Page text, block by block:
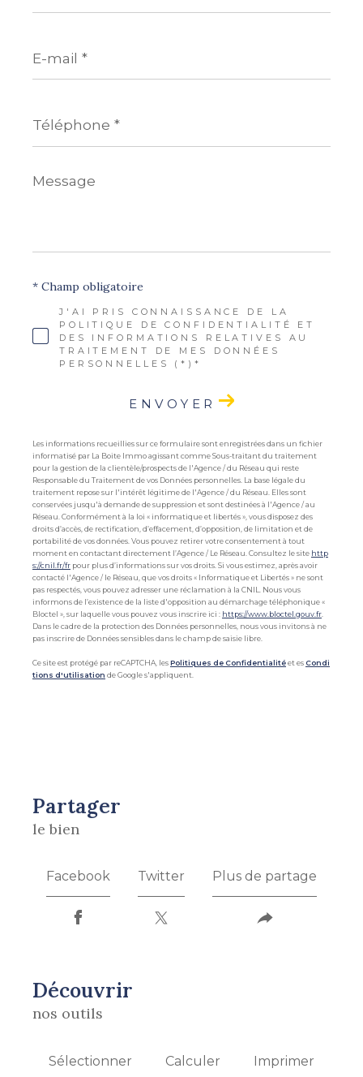
mail
*
*
Message
*
J'AI PRIS CONNAISSANCE DE LA
POLITIQUE DE CONFIDENTIALITÉ ET
DES INFORMATIONS RELATIVES AU
TRAITEMENT DE MES DONNÉES
PERSONNELLES (*)*
* Champ obligatoire
ENVOYER
Les informations recueillies sur ce formulaire sont enregistrées dans un fichier
informatisé par La Boite Immo agissant comme Sous-traitant du traitement
pour la gestion de la clientèle/prospects de l'Agence / du Réseau qui reste
Responsable du Traitement de vos Données personnelles. La base légale du
traitement repose sur l'intérêt légitime de l'Agence / du Réseau. Elles sont
conservées jusqu'à demande de suppression et sont destinées à l'Agence / au
Réseau. Conformément à la loi « informatique et libertés », vous disposez des
droits d’accès, de rectification, d’effacement, d’opposition, de limitation et de
portabilité de vos données. Vous pouvez retirer votre consentement à tout
moment en contactant directement l’Agence / Le Réseau. Consultez le site http
s://cnil.fr/fr pour plus d’informations sur vos droits. Si vous estimez, après avoir
contacté l'Agence / le Réseau, que vos droits « Informatique et Libertés » ne sont
pas respectés, vous pouvez adresser une réclamation à la CNIL. Nous vous
informons de l’existence de la liste d'opposition au démarchage téléphonique «
Bloctel », sur laquelle vous pouvez vous inscrire ici : https://www.bloctel.gouv.fr
Dans le cadre de la protection des Données personnelles, nous vous invitons à ne
pas inscrire de Données sensibles dans le champ de saisie libre.
Ce site est protégé par reCAPTCHA, lesPolitiques de Confidentialitéet es Condi
tions d'utilisation de Google s'appliquent.
partager
le bien
Facebook Twitter Plus de partage
découvrir
nos outils
Sélectionner Calculer Imprimer